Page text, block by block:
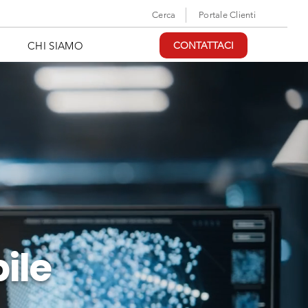
Cerca Portale Clienti
CHI SIAMO CONTATTACI